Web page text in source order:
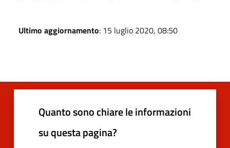
Ultimo aggiornamento: 15 luglio 2020, 08:50
Quanto sono chiare le informazioni
su questa pagina?